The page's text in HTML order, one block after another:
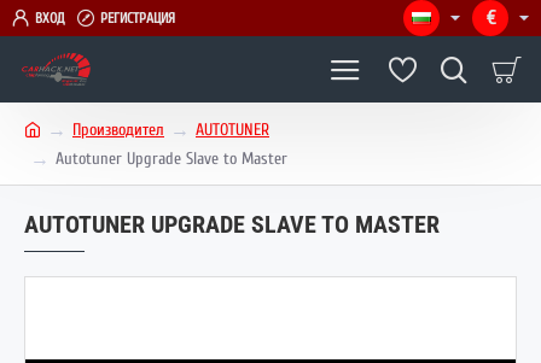
ВХОД РЕГИСТРАЦИЯ €
e
Производител
AUTOTUNER
Autotuner Upgrade Slave to Master
AUTOTUNER UPGRADE SLAVE TO MASTER